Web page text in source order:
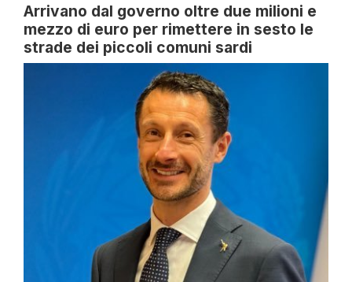
Arrivano dal governo oltre due milioni e
mezzo di euro per rimettere in sesto le
strade dei piccoli comuni sardi